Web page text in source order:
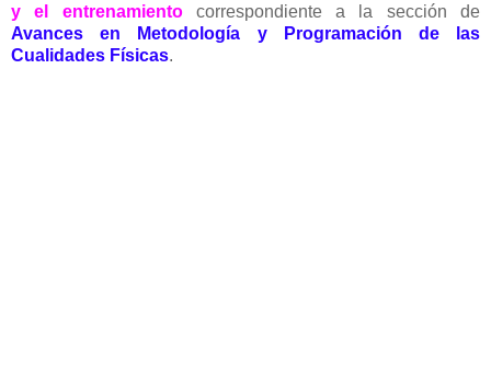
y el entrenamientocorrespondiente a la sección de
Avances en Metodología y Programación de las
Cualidades Físicas.